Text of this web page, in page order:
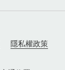
隱私權政策